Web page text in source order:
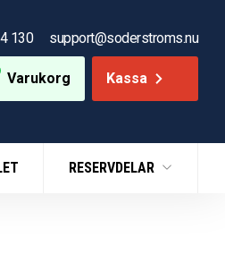
130 support@soderstroms.nu
Varukorg Kassa
RESERVDELAR